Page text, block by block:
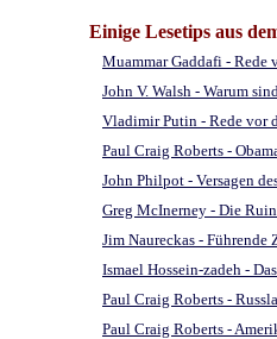
Einige Lesetips aus
Muammar Gaddafi - Rede
John V. Walsh - Warum
Vladimir Putin - Rede vor
Paul Craig Roberts -
John Philpot - Versagen
Greg McInerney - Die
Jim Naureckas - Führende
Ismael Hossein-zadeh -
Paul Craig Roberts -
Paul Craig Roberts -